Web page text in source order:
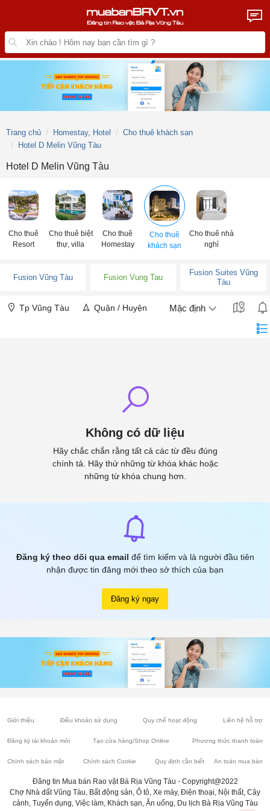
Trang chủ Homestay, Hotel
Cho thuê khách sạn
Hotel D Melin Vũng Tàu
Hotel D Melin Vũng Tàu
Cho thuê
Resort
Cho thuê biệt
thự, villa
Cho thuê
Homestay
Cho thuê
khách sạn
Cho thuê nhà
nghỉ
Fusion Vũng Tàu Fusion Vung Tau
Fusion Suites Vũng
Tàu
Tp Vũng Tàu Quận / Huyện Mặc định
Không có dữ liệu
Hãy chắc chắn rằng tất cả các từ đều đúng
chính tả. Hãy thử những từ khóa khác hoặc
những từ khóa chung hơn.
Đăng ký theo dõi qua email để tìm kiếm và là người đầu tiên
nhận được tin đăng mới theo sở thích của bạn
Đăng ký ngay
Giới thiệu Điều khoản sử dụng Quy chế hoạt động Liên hệ hỗ trợ
Đăng ký tài khoản mới Tạo cửa hàng/Shop Online Phương thức thanh toán
Chính sách bảo mật Chính sách Cookie Quy định cần biết An toàn mua bán
Đăng tin Mua bán Rao vặt Bà Rịa Vũng Tàu - Copyright@2022
Chợ Nhà đất Vũng Tàu, Bất động sản, Ô tô, Xe máy, Điện thoại, Nội thất, Cây
cảnh, Tuyển dụng, Việc làm, Khách sạn, Ăn uống, Du lịch Bà Rịa Vũng Tàu